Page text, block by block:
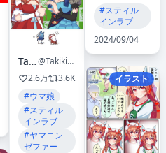
Takiki
@Takiki2828
2.6万
3.6K
#ウマ娘
#スティル
インラブ
#ヤマニン
ゼファー
#スティル
インラブ
2024/09/04
イラスト